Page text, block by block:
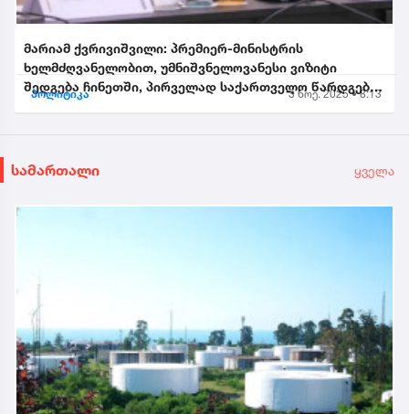
მარიამ ქვრივიშვილი: პრემიერ-მინისტრის
ხელმძღვანელობით, უმნიშვნელოვანესი ვიზიტი
შედგება ჩინეთში, პირველად საქართველო წარდგება
საპატიო სტუმრის სტატუსით...
პოლიტიკა 3 ნოე. 2025 • 8:13
სამართალი ყველა